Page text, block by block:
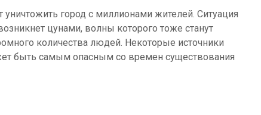
город с миллионами жителей. Ситуация
цунами, волны которого тоже станут
количества людей. Некоторые источники
быть самым опасным со времен существования